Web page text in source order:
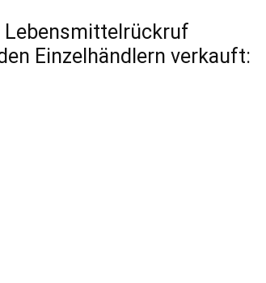
Lebensmittelrückruf
Einzelhändlern verkauft: